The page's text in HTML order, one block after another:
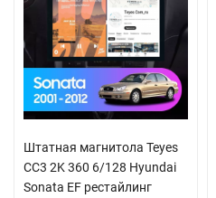
Штатная магнитола Teyes
CC3 2K 360 6/128 Hyundai
Sonata EF рестайлинг